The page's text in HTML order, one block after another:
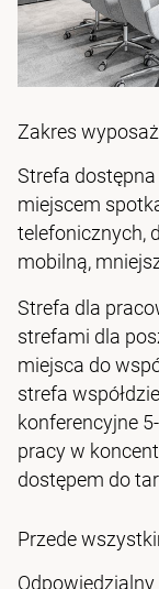
Zakres
Strefa
miejscem
telefonicznych,
mobilną,
Strefa dla
strefami dla
miejsca do
strefa
konferencyjne
pracy w
dostępem do
Przede